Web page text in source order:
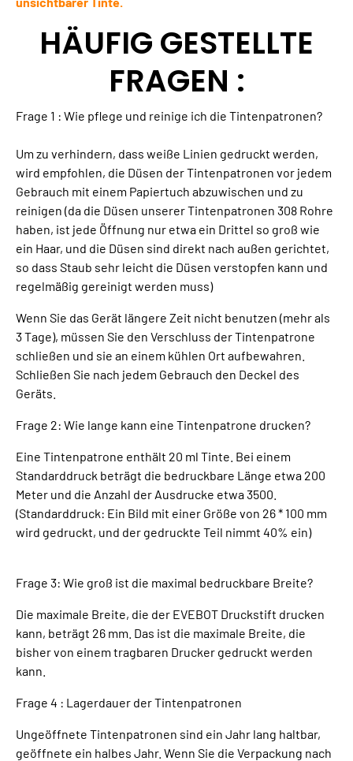
HÄUFIG GESTELLTE
FRAGEN :
Frage 1 : Wie pflege und reinige ich die Tintenpatronen?
Um zu verhindern, dass weiße Linien gedruckt werden,
wird empfohlen, die Düsen der Tintenpatronen vor jedem
Gebrauch mit einem Papiertuch abzuwischen und zu
reinigen (da die Düsen unserer Tintenpatronen 308 Rohre
haben, ist jede Öffnung nur etwa ein Drittel so groß wie
ein Haar, und die Düsen sind direkt nach außen gerichtet,
so dass Staub sehr leicht die Düsen verstopfen kann und
regelmäßig gereinigt werden muss)
Wenn Sie das Gerät längere Zeit nicht benutzen (mehr als
3 Tage), müssen Sie den Verschluss der Tintenpatrone
schließen und sie an einem kühlen Ort aufbewahren.
Schließen Sie nach jedem Gebrauch den Deckel des
Geräts.
Frage 2: Wie lange kann eine Tintenpatrone drucken?
Eine Tintenpatrone enthält 20 ml Tinte. Bei einem
Standarddruck beträgt die bedruckbare Länge etwa 200
Meter und die Anzahl der Ausdrucke etwa 3500.
(Standarddruck: Ein Bild mit einer Größe von 26 * 100 mm
wird gedruckt, und der gedruckte Teil nimmt 40% ein)
Frage 3: Wie groß ist die maximal bedruckbare Breite?
Die maximale Breite, die der EVEBOT Druckstift drucken
kann, beträgt 26 mm. Das ist die maximale Breite, die
bisher von einem tragbaren Drucker gedruckt werden
kann.
Frage 4 : Lagerdauer der Tintenpatronen
Ungeöffnete Tintenpatronen sind ein Jahr lang haltbar,
geöffnete ein halbes Jahr. Wenn Sie die Verpackung nach